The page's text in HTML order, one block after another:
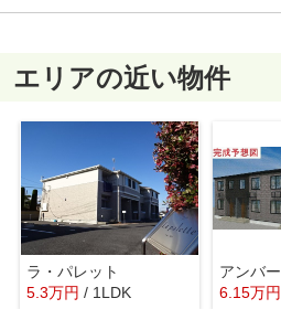
エリアの近い物件
ラ・パレット
5.3万円 / 1LDK
アンバー
6.15万円